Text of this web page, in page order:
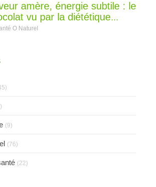
amère, énergie subtile : le
vu par la diététique
O Naturel
(9)
(76)
(22)